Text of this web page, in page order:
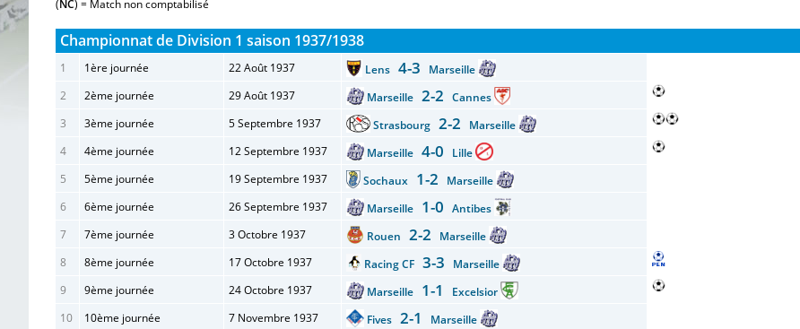
(NC) = Match non comptabilisé
Championnat de Division 1 saison 1937/1938
1 1ère journée 22 Août 1937 Lens4-3 Marseille
2
2ème journée 29 Août 1937 Marseille 2-2 Cannes
3
3ème journée 5 Septembre 1937 Strasbourg 2-2 Marseille
4
4ème journée 12 Septembre 1937 Marseille 4-0 Lille
5
5ème journée 19 Septembre 1937 Sochaux 1-2 Marseille
6
6ème journée 26 Septembre 1937 Marseille 1-0 Antibes
7
7ème journée 3 Octobre 1937 Rouen 2-2 Marseille
8
8ème journée 17 Octobre 1937 Racing CF 3-3 Marseille
9
9ème journée 24 Octobre 1937 Marseille 1-1
Excelsior
10
10ème journée 7 Novembre 1937 Fives 2-1
Marseille